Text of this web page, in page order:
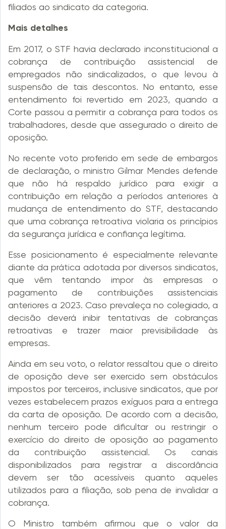
filiados ao sindicato da categoria.
Mais detalhes
Em 2017, o STF havia declarado inconstitucional a
cobrança de contribuição assistencial de
empregados não sindicalizados, o que levou à
suspensão de tais descontos. No entanto, esse
entendimento foi revertido em 2023, quando a
Corte passou a permitir a cobrança para todos os
trabalhadores, desde que assegurado o direito de
oposição.
No recente voto proferido em sede de embargos
de declaração, o ministro Gilmar Mendes defende
que não há respaldo jurídico para exigir a
contribuição em relação a períodos anteriores à
mudança de entendimento do STF, destacando
que uma cobrança retroativa violaria os princípios
da segurança jurídica e confiança legítima.
Esse posicionamento é especialmente relevante
diante da prática adotada por diversos sindicatos,
que vêm tentando impor às empresas o
pagamento de contribuições assistenciais
anteriores a 2023. Caso prevaleça no colegiado, a
decisão deverá inibir tentativas de cobranças
retroativas e trazer maior previsibilidade às
empresas.
Ainda em seu voto, o relator ressaltou que o direito
de oposição deve ser exercido sem obstáculos
impostos por terceiros, inclusive sindicatos, que por
vezes estabelecem prazos exíguos para a entrega
da carta de oposição. De acordo com a decisão,
nenhum terceiro pode dificultar ou restringir o
exercício do direito de oposição ao pagamento
da contribuição assistencial. Os canais
disponibilizados para registrar a discordância
devem ser tão acessíveis quanto aqueles
utilizados para a filiação, sob pena de invalidar a
cobrança.
O Ministro também afirmou que o valor da